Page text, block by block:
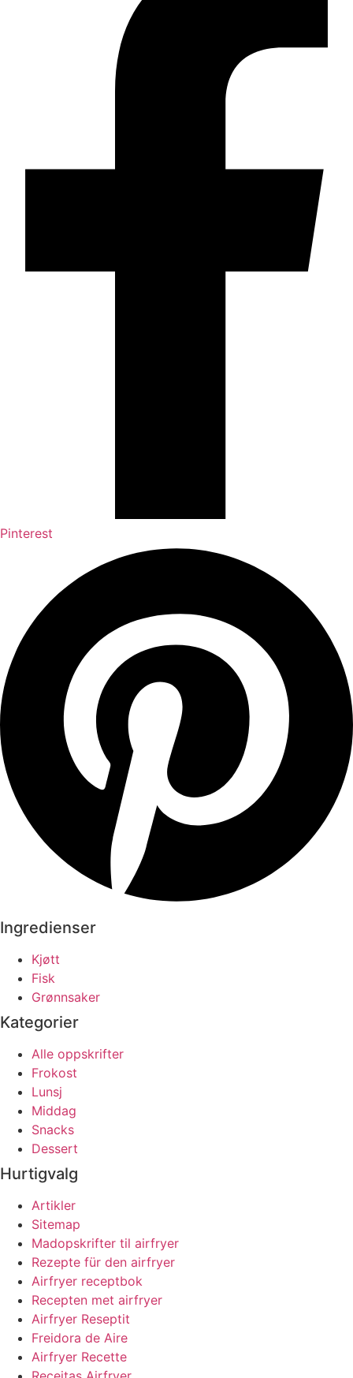
Pinterest
Ingredienser
Kjøtt
Fisk
Grønnsaker
Kategorier
Alle oppskrifter
Frokost
Lunsj
Middag
Snacks
Dessert
Hurtigvalg
Artikler
Sitemap
Madopskrifter til airfryer
Rezepte für den airfryer
Airfryer receptbok
Recepten met airfryer
Airfryer Reseptit
Freidora de Aire
Airfryer Recette